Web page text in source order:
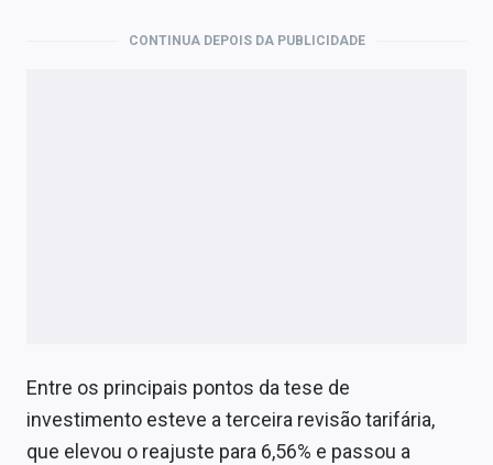
CONTINUA DEPOIS DA PUBLICIDADE
Entre os principais pontos da tese de
investimento esteve a terceira revisão tarifária,
que elevou o reajuste para 6,56% e passou a